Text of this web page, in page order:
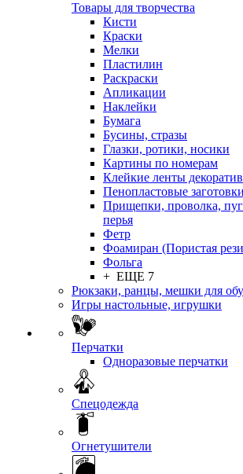
Товары для творчества
Кисти
Краски
Мелки
Пластилин
Раскраски
Апликации
Наклейки
Бумага
Бусины, стразы
Глазки, ротики, носики
Картины по номерам
Клейкие ленты
Пенопластовые заготовки
Прищепки, проволка,
перья
Фетр
Фоамиран (Пористая
Фольга
+ ЕЩЕ 7
Рюкзаки, ранцы, мешки для
Игры настольные, игрушки
Перчатки
Одноразовые перчатки
Спецодежда
Огнетушители